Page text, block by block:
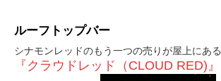
ルーフトップバー
シナモンレッドのもう一つの売りが屋上にある
『クラウドレッド（CLOUD RED)』